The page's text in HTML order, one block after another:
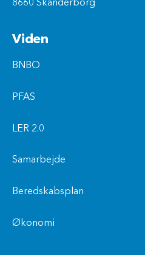
8660 Skanderborg
Viden
BNBO
PFAS
LER 2.0
Samarbejde
Beredskabsplan
Økonomi